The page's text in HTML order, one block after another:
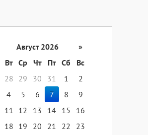
Август 2026
»
Вт Ср Чт Пт Сб
Вс
28 29 30 31 1
2
4 5 6 7 8
9
11 12 13 14 15
16
18 19 20 21 22
23